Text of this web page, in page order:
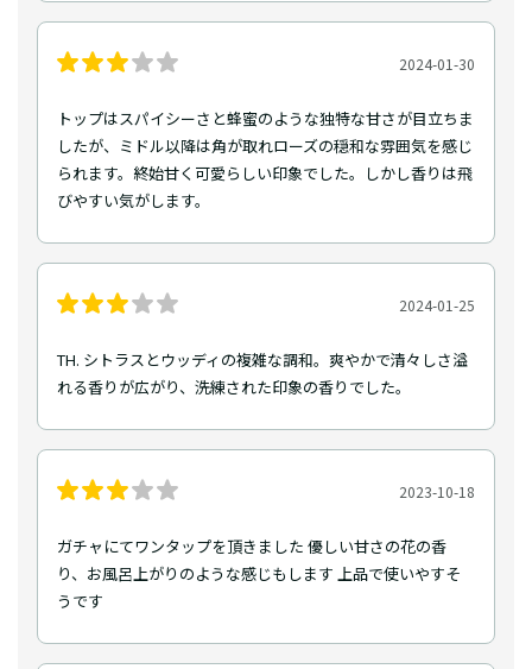
2024-01-30
トップはスパイシーさと蜂蜜のような独特な甘さが目立ちま
したが、ミドル以降は角が取れローズの穏和な雰囲気を感じ
られます。終始甘く可愛らしい印象でした。しかし香りは飛
びやすい気がします。
2024-01-25
TH. シトラスとウッディの複雑な調和。爽やかで清々しさ溢
れる香りが広がり、洗練された印象の香りでした。
2023-10-18
ガチャにてワンタップを頂きました 優しい甘さの花の香
り、お風呂上がりのような感じもします 上品で使いやすそ
うです